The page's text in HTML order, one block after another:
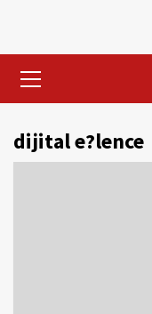
content
Menu
dijital e?lence